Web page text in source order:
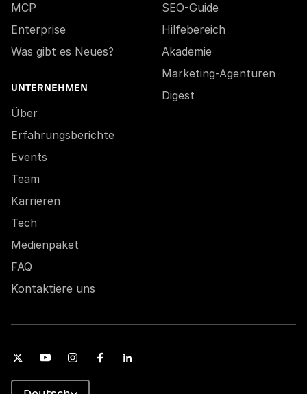
MCP
Enterprise
Was gibt es Neues?
UNTERNEHMEN
Über
Erfahrungsberichte
Events
Team
Karrieren
Tech
Medienpaket
FAQ
Kontaktiere uns
SEO-Guide
Hilfebereich
Akademie
Marketing-Agenturen
Digest